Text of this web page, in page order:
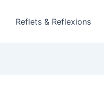
Reflets & Reflexions